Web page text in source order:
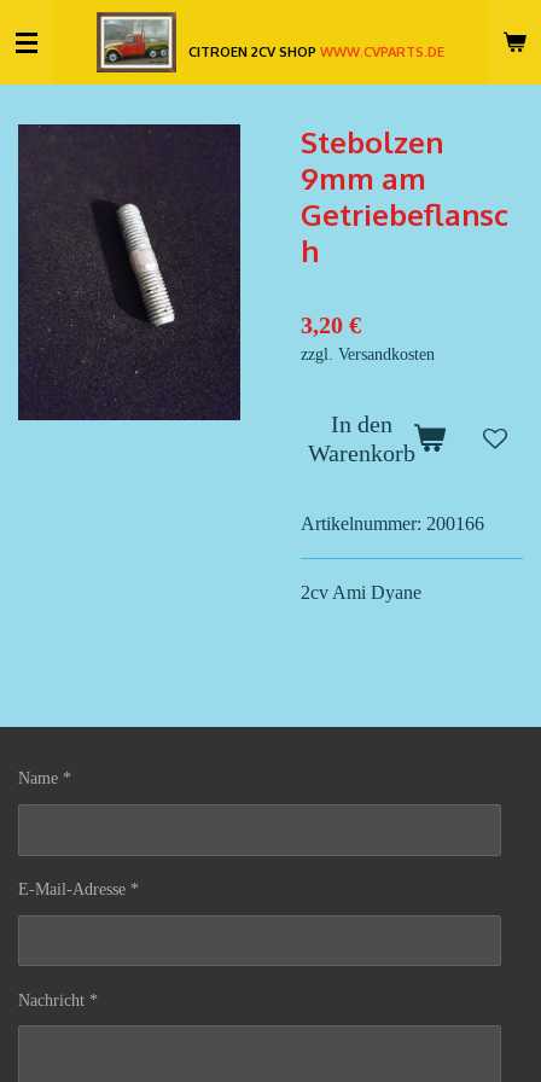
Hauptinhalt
springen
CITROEN 2CV SHOPWWW.CVPARTS.DE
Stebolzen
9mm am
Getriebeflansc
h
3,20 €
zzgl. Versandkosten
In den
Warenkorb
Artikelnummer: 200166
2cv Ami Dyane
Name *
E-Mail-Adresse *
Nachricht *